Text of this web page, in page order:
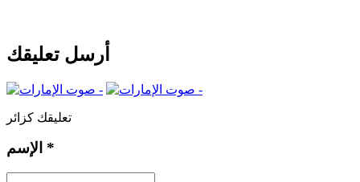
أرسل تعليقك
تعليقك كزائر
*